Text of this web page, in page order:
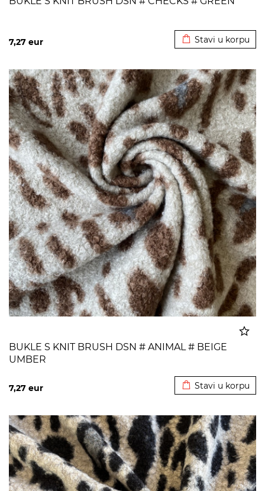
7,27 eur Stavi u korpu
BUKLE S KNIT BRUSH DSN # ANIMAL # BEIGE
UMBER
7,27 eur Stavi u korpu